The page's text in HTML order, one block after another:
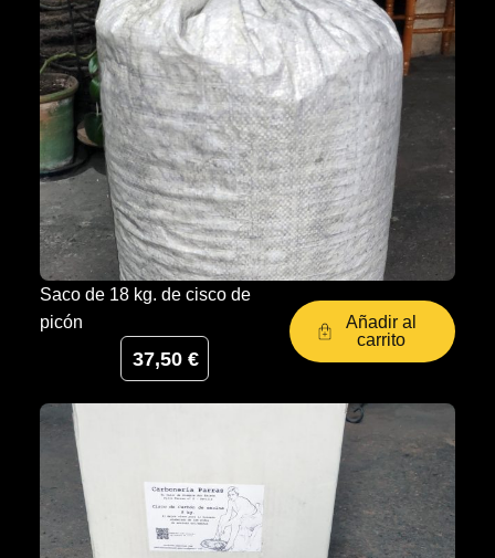
Saco de 18 kg. de cisco de
picón
37,50 €
Añadir al
carrito